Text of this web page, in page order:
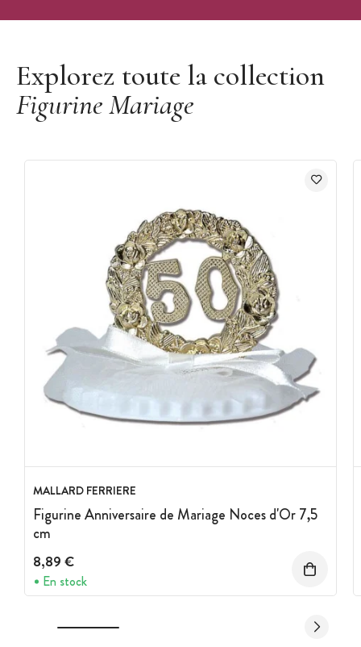
Explorez toute la collection
Figurine Mariage
MALLARD FERRIERE
Figurine Anniversaire de Mariage Noces d'Or 7,5
cm
8,89 €
En stock